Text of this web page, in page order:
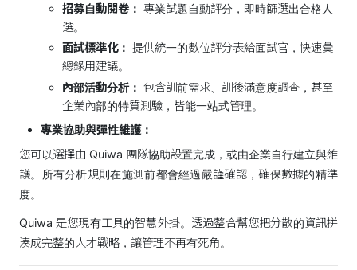
招募自動閱卷： 專業試題自動評分，即時篩選出合格人
選。
面試標準化： 提供統一的數位評分表給面試官，快速彙
總錄用建議。
內部活動分析： 包含訓前需求、訓後滿意度調查，甚至
企業內部的特質測驗，皆能一站式管理。
專業協助與彈性維護：
您可以選擇由 Quiwa 團隊協助設置完成，或由企業自行建立與維
護。所有分析規則在施測前都會經過嚴謹確認，確保數據的精準
度。
Quiwa 是您現有工具的智慧外掛。透過整合幫您把分散的資訊拼
湊成完整的人才戰略，讓管理不再有死角。